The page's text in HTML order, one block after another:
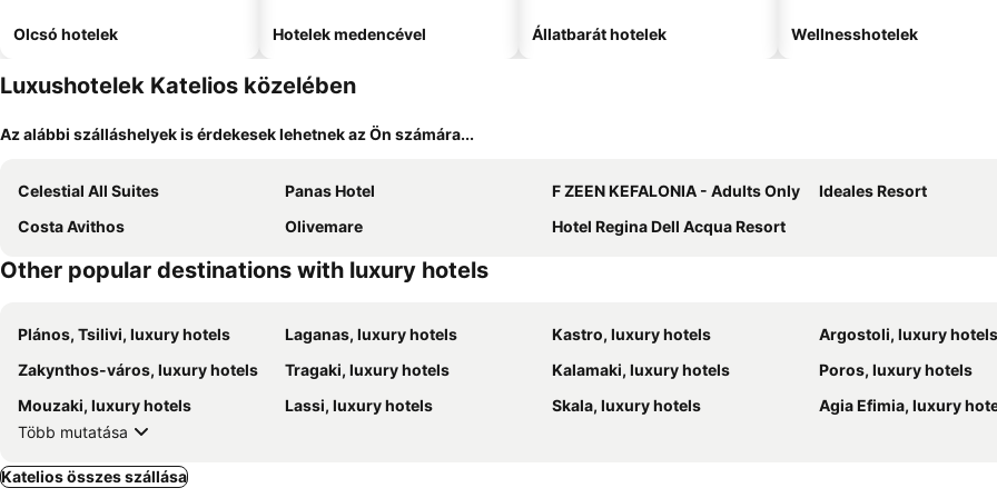
Olcsó hotelek Hotelek medencével Állatbarát hotelek Wellnesshotelek
Luxushotelek Katelios közelében
Az alábbi szálláshelyek is érdekesek lehetnek az Ön számára...
Celestial All Suites Panas Hotel F ZEEN KEFALONIA - Adults Only
Ideales Resort
Costa Avithos
Olivemare Hotel Regina Dell Acqua Resort
Other popular destinations with luxury hotels
Plános, Tsilivi, luxury hotels Laganas, luxury hotels Kastro, luxury hotels
Argostoli, luxury hotels
Zakynthos-város, luxury hotels
Tragaki, luxury hotels Kalamaki, luxury hotels
Poros, luxury hotels
Mouzaki, luxury hotels
Lassi, luxury hotels Skala, luxury hotels
Agia Efimia, luxury
Több mutatása
Katelios összes szállása